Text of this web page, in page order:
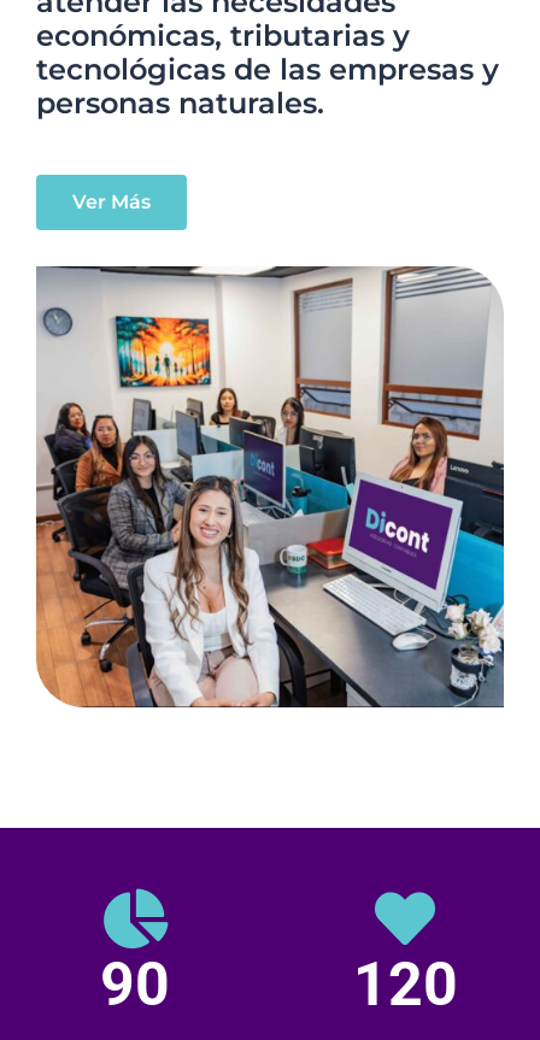
económicas, tributarias y
tecnológicas de las empresas y
personas naturales.
Ver Más
90 120